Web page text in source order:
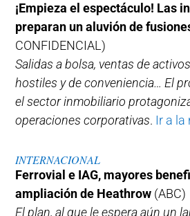
¡Empieza el espectáculo! Las
preparan un aluvión de
CONFIDENCIAL)
Salidas a bolsa, ventas de
hostiles y de conveniencia… El
el sector inmobiliario
operaciones corporativas. Ir a la
INTERNACIONAL
Ferrovial e IAG, mayores
ampliación de Heathrow (ABC)
El plan, al que le espera aún un